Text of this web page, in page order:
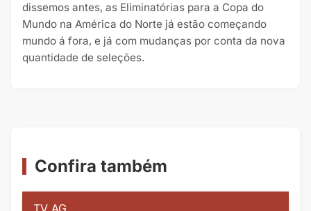
dissemos antes, as Eliminatórias para a Copa do
Mundo na América do Norte já estão começando
mundo á fora, e já com mudanças por conta da nova
quantidade de seleções.
Confira também
TV AG